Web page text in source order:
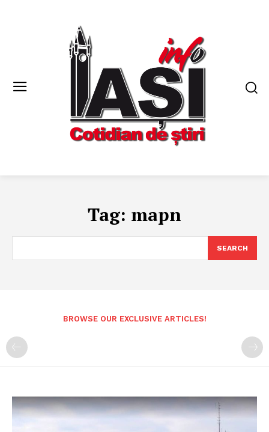
Tag: mapn
SEARCH
BROWSE OUR EXCLUSIVE ARTICLES!